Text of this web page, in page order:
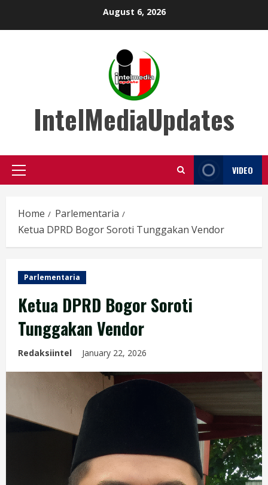
August 6, 2026
IntelMediaUpdates
Primary
VIDEO
Home
Parlementaria
Ketua DPRD Bogor Soroti Tunggakan Vendor
Parlementaria
Ketua DPRD Bogor Soroti
Tunggakan Vendor
Redaksiintel January 22, 2026